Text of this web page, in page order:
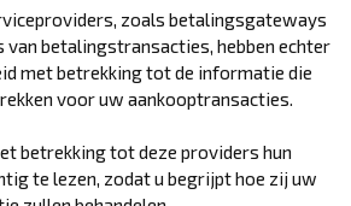
zoals betalingsgateways
van betalingstransacties, hebben echter
met betrekking tot de informatie die
voor uw aankooptransacties.
betrekking tot deze providers hun
te lezen, zodat u begrijpt hoe zij uw